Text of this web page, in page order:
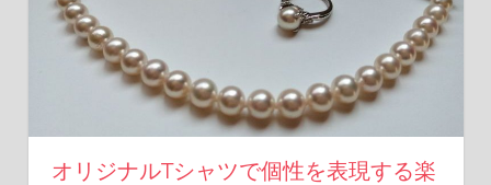
オリジナルTシャツで個性を表現する楽